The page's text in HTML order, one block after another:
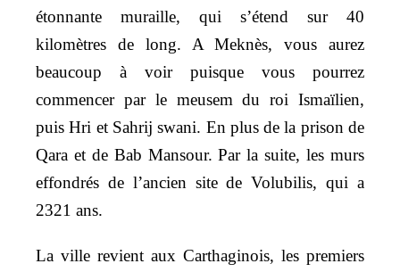
étonnante muraille, qui s’étend sur 40
kilomètres de long. A Meknès, vous aurez
beaucoup à voir puisque vous pourrez
commencer par le meusem du roi Ismaïlien,
puis Hri et Sahrij swani. En plus de la prison de
Qara et de Bab Mansour. Par la suite, les murs
effondrés de l’ancien site de Volubilis, qui a
2321 ans.
La ville revient aux Carthaginois, les premiers